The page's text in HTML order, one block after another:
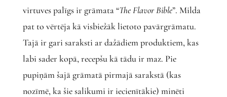
virtuves palīgs ir grāmata “The Flavor Bible”. Milda
pat to vērtēja kā visbiežāk lietoto pavārgrāmatu.
Tajā ir gari saraksti ar dažādiem produktiem, kas
labi sader kopā, recepšu kā tādu ir maz. Pie
pupiņām šajā grāmatā pirmajā sarakstā (kas
nozīmē, ka šie salikumi ir iecienītākie) minēti